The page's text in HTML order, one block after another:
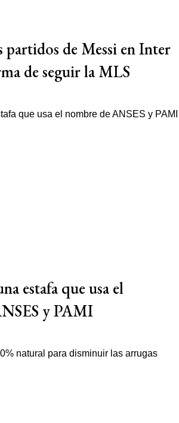
partidos de Messi en Inter
de seguir la MLS
estafa que usa el
y PAMI